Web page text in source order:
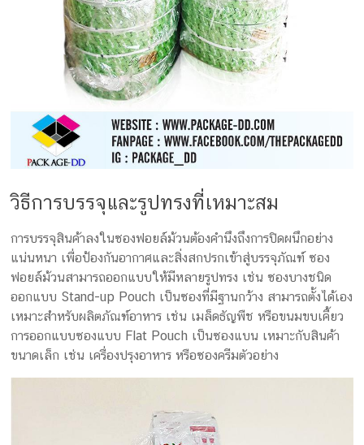
วิธีการบรรจุและรูปทรงที่เหมาะสม
การบรรจุสินค้าลงในซองฟอยล์ม้วนต้องคำนึงถึงการปิดผนึกอย่าง
แน่นหนา เพื่อป้องกันอากาศและสิ่งสกปรกเข้าสู่บรรจุภัณฑ์ ซอง
ฟอยล์ม้วนสามารถออกแบบให้มีหลายรูปทรง เช่น ซองบางชนิด
ออกแบบ Stand-up Pouch เป็นซองที่มีฐานกว้าง สามารถตั้งได้เอง
เหมาะสำหรับผลิตภัณฑ์อาหาร เช่น เมล็ดธัญพืช หรือขนมขบเคี้ยว
การออกแบบซองแบบ Flat Pouch เป็นซองแบน เหมาะกับสินค้า
ขนาดเล็ก เช่น เครื่องปรุงอาหาร หรือซองครีมตัวอย่าง